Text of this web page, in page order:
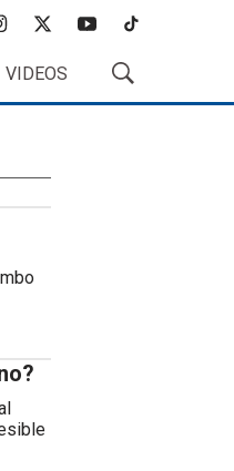
s
t
i
t
r
y
t
t
k
t
VIDEOS
M
o